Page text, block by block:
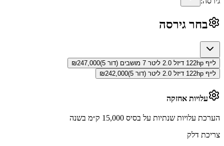
בחר גירסה
לייף 122hp דיזל 2.0 ליטר 7 מושבים (דור 5) ₪247,000
לייף 122hp דיזל 2.0 ליטר (דור 5)
₪242,000
עלויות אחזקה
הערכת עלויות שנתיות על בסיס 15,000 ק״מ בשנה
צריכת דלק